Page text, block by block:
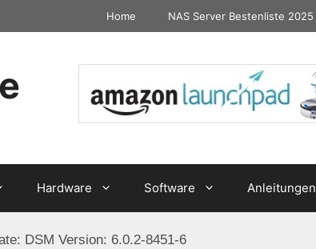
Home NAS Server Bestenliste 2025
Hardware Software Anleitungen
DSM Version: 6.0.2-8451-6